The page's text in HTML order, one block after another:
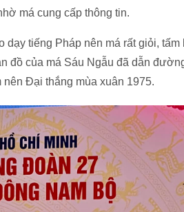
má cung cấp thông tin.
dạy tiếng Pháp nên má rất giỏi, tấm
đồ của má Sáu Ngẫu đã dẫn
Đại thắng mùa xuân 1975.